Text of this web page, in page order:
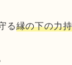
る縁の下の力持